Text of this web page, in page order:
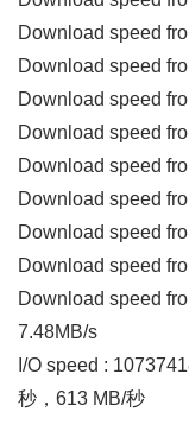
Download speed
Download speed
Download speed
Download speed
Download speed
Download speed
Download speed
Download speed
Download speed
7.48MB/s
I/O speed :
秒，613 MB/秒